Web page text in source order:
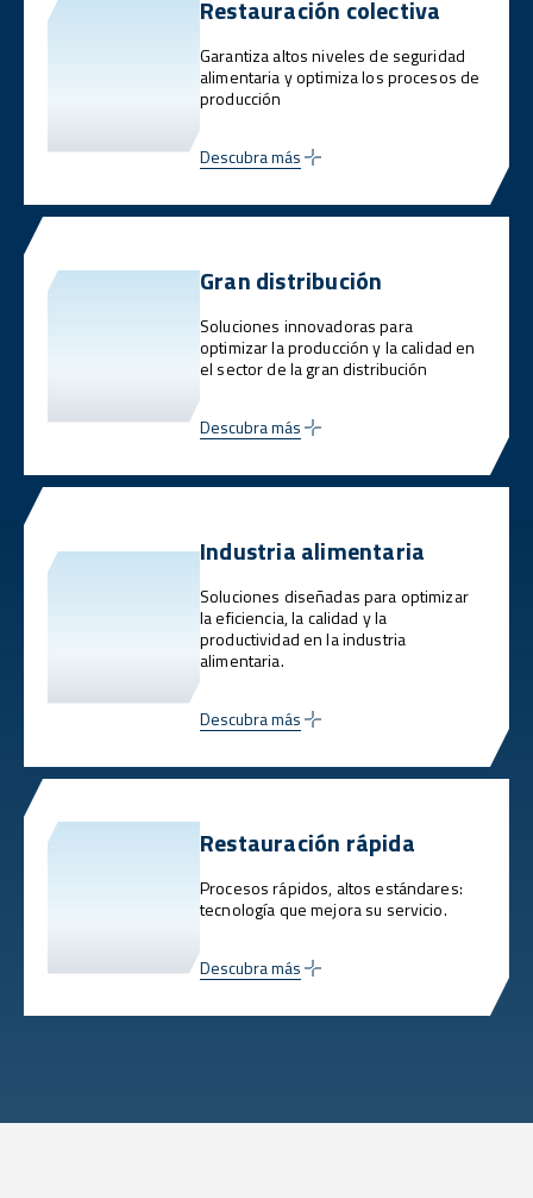
Restauración colectiva
Garantiza altos niveles de seguridad
alimentaria y optimiza los procesos de
producción
Descubra más
Gran distribución
Soluciones innovadoras para
optimizar la producción y la calidad en
el sector de la gran distribución
Descubra más
Industria alimentaria
Soluciones diseñadas para optimizar
la eficiencia, la calidad y la
productividad en la industria
alimentaria.
Descubra más
Restauración rápida
Procesos rápidos, altos estándares:
tecnología que mejora su servicio.
Descubra más